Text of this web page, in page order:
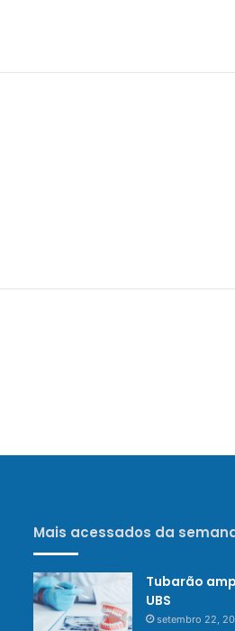
Mais acessados da
Tubarão
UBS
setembro 22,